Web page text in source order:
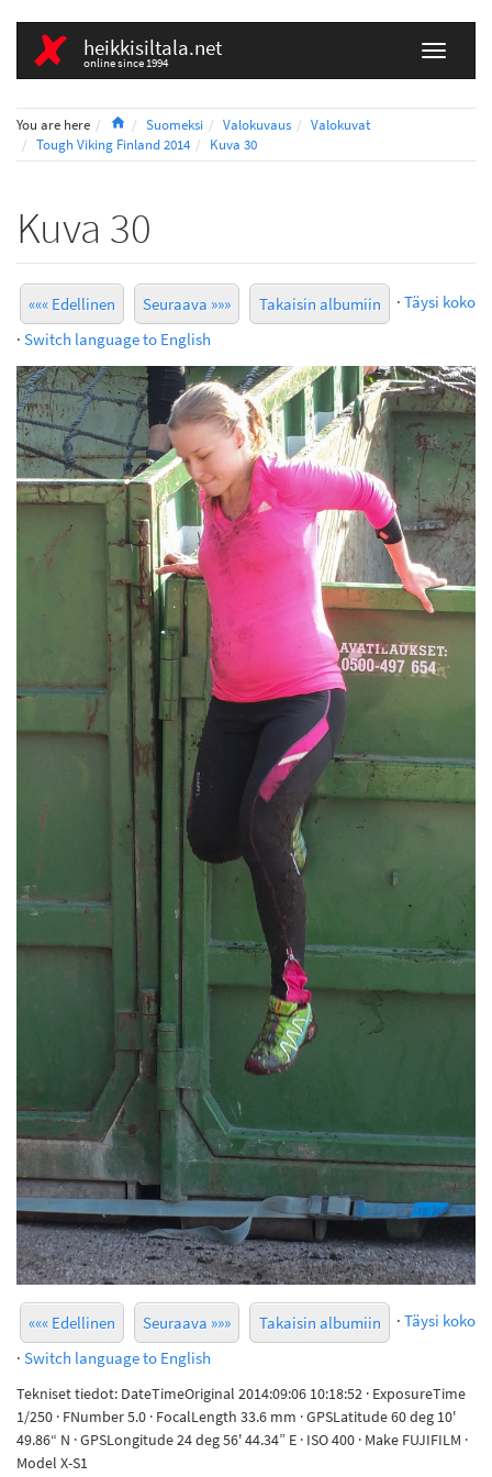
heikkisiltala.net
online since 1994
You are here HomeSuomeksi Valokuvaus
Valokuvat
Tough Viking Finland 2014
Kuva 30
Kuva 30
««« Edellinen Seuraava »»» Takaisin albumiin · Täysi koko
· Switch language to English
««« Edellinen Seuraava »»» Takaisin albumiin · Täysi koko
· Switch language to English
Tekniset tiedot: DateTimeOriginal 2014:09:06 10:18:52 · ExposureTime
1/250 · FNumber 5.0 · FocalLength 33.6 mm · GPSLatitude 60 deg 10'
49.86“ N · GPSLongitude 24 deg 56' 44.34” E · ISO 400 · Make FUJIFILM ·
Model X-S1